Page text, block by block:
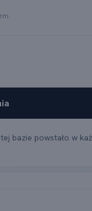
bazie powstało w